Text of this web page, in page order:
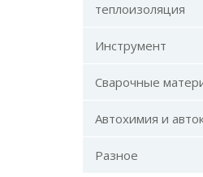
теплоизоляция
Инструмент
Сварочные
Автохимия и
Разное